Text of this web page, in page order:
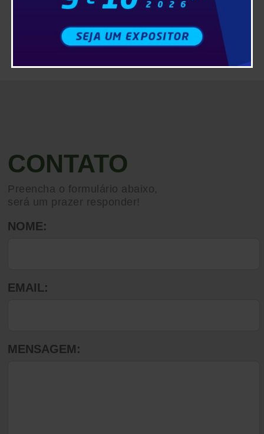
CONTATO
Preencha o formulário abaixo,
será um prazer responder!
NOME:
EMAIL:
MENSAGEM: